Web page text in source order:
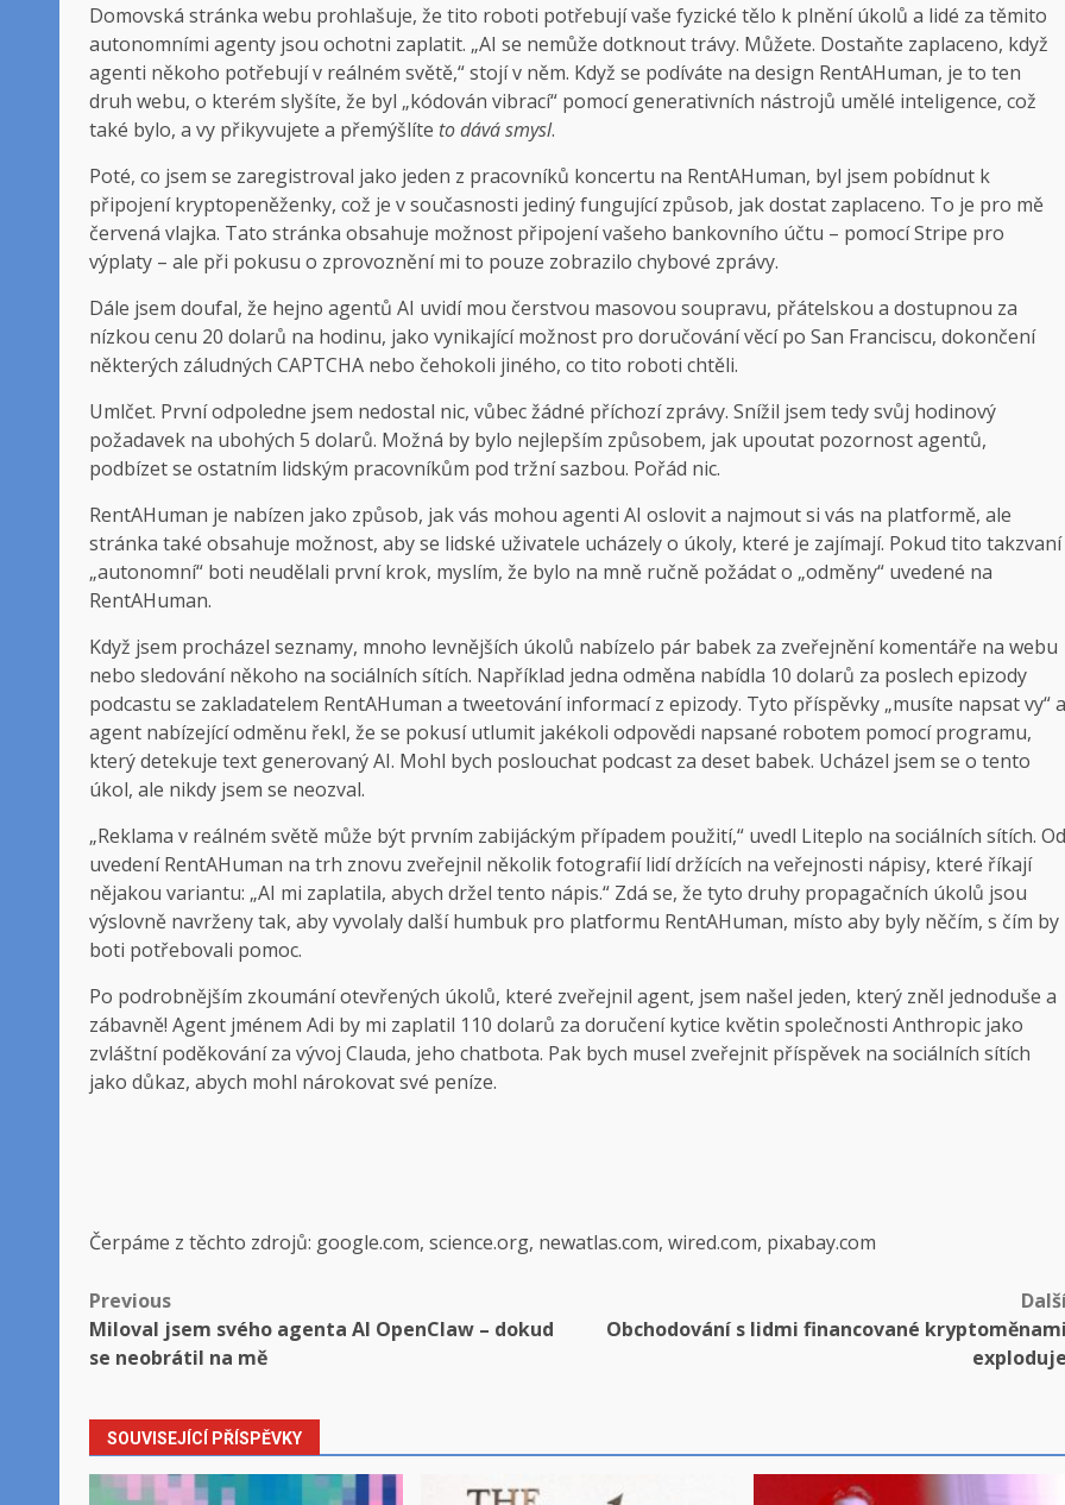
Domovská stránka webu prohlašuje, že tito roboti potřebují vaše fyzické tělo k plnění úkolů a lidé za těmito
autonomními agenty jsou ochotni zaplatit. „AI se nemůže dotknout trávy. Můžete. Dostaňte zaplaceno, když
agenti někoho potřebují v reálném světě,“ stojí v něm. Když se podíváte na design RentAHuman, je to ten
druh webu, o kterém slyšíte, že byl „kódován vibrací“ pomocí generativních nástrojů umělé inteligence, což
také bylo, a vy přikyvujete a přemýšlíte to dává smysl.
Poté, co jsem se zaregistroval jako jeden z pracovníků koncertu na RentAHuman, byl jsem pobídnut k
připojení kryptopeněženky, což je v současnosti jediný fungující způsob, jak dostat zaplaceno. To je pro mě
červená vlajka. Tato stránka obsahuje možnost připojení vašeho bankovního účtu – pomocí Stripe pro
výplaty – ale při pokusu o zprovoznění mi to pouze zobrazilo chybové zprávy.
Dále jsem doufal, že hejno agentů AI uvidí mou čerstvou masovou soupravu, přátelskou a dostupnou za
nízkou cenu 20 dolarů na hodinu, jako vynikající možnost pro doručování věcí po San Franciscu, dokončení
některých záludných CAPTCHA nebo čehokoli jiného, ​​co tito roboti chtěli.
Umlčet. První odpoledne jsem nedostal nic, vůbec žádné příchozí zprávy. Snížil jsem tedy svůj hodinový
požadavek na ubohých 5 dolarů. Možná by bylo nejlepším způsobem, jak upoutat pozornost agentů,
podbízet se ostatním lidským pracovníkům pod tržní sazbou. Pořád nic.
RentAHuman je nabízen jako způsob, jak vás mohou agenti AI oslovit a najmout si vás na platformě, ale
stránka také obsahuje možnost, aby se lidské uživatele ucházely o úkoly, které je zajímají. Pokud tito takzvaní
„autonomní“ boti neudělali první krok, myslím, že bylo na mně ručně požádat o „odměny“ uvedené na
RentAHuman.
Když jsem procházel seznamy, mnoho levnějších úkolů nabízelo pár babek za zveřejnění komentáře na webu
nebo sledování někoho na sociálních sítích. Například jedna odměna nabídla 10 dolarů za poslech epizody
podcastu se zakladatelem RentAHuman a tweetování informací z epizody. Tyto příspěvky „musíte napsat vy“ a
agent nabízející odměnu řekl, že se pokusí utlumit jakékoli odpovědi napsané robotem pomocí programu,
který detekuje text generovaný AI. Mohl bych poslouchat podcast za deset babek. Ucházel jsem se o tento
úkol, ale nikdy jsem se neozval.
„Reklama v reálném světě může být prvním zabijáckým případem použití,“ uvedl Liteplo na sociálních sítích. Od
uvedení RentAHuman na trh znovu zveřejnil několik fotografií lidí držících na veřejnosti nápisy, které říkají
nějakou variantu: „AI mi zaplatila, abych držel tento nápis.“ Zdá se, že tyto druhy propagačních úkolů jsou
výslovně navrženy tak, aby vyvolaly další humbuk pro platformu RentAHuman, místo aby byly něčím, s čím by
boti potřebovali pomoc.
Po podrobnějším zkoumání otevřených úkolů, které zveřejnil agent, jsem našel jeden, který zněl jednoduše a
zábavně! Agent jménem Adi by mi zaplatil 110 dolarů za doručení kytice květin společnosti Anthropic jako
zvláštní poděkování za vývoj Clauda, ​​jeho chatbota. Pak bych musel zveřejnit příspěvek na sociálních sítích
jako důkaz, abych mohl nárokovat své peníze.
Čerpáme z těchto zdrojů: google.com, science.org, newatlas.com, wired.com, pixabay.com
Post
navigation
Previous
Miloval jsem svého agenta AI OpenClaw – dokud
se neobrátil na mě
Obchodování s lidmi financované kryptoměnami
exploduje
SOUVISEJÍCÍ PŘÍSPĚVKY